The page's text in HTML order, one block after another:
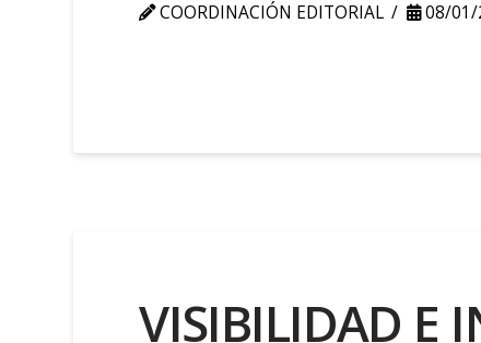
COORDINACIÓN EDITORIAL 08/01/
VISIBILIDAD E